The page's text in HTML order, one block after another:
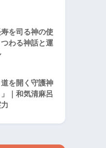
を司る神の使
わる神話と運
を開く守護神
」｜和気清麻呂